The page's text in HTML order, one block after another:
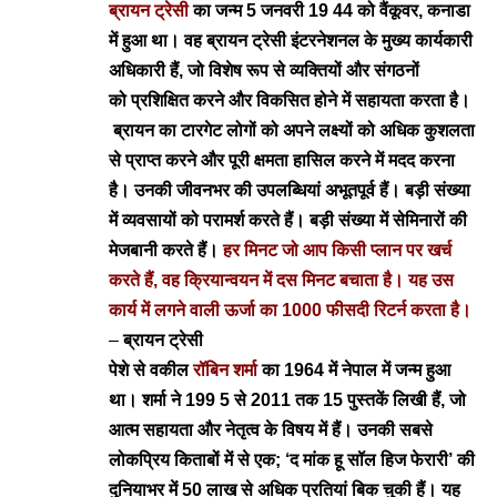
ब्रायन ट्रेसीका जन्म 5 जनवरी 19 44 को वैंकूवर, कनाडा
में हुआ था। वह ब्रायन ट्रेसी इंटरनेशनल के मुख्य कार्यकारी
अधिकारी हैं, जो विशेष रूप से व्यक्तियों और संगठनों
को प्रशिक्षित करने और विकसित होने में सहायता करता है।
ब्रायन का टारगेट लोगों को अपने लक्ष्यों को अधिक कुशलता
से प्राप्त करने और पूरी क्षमता हासिल करने में मदद करना
है। उनकी जीवनभर की उपलब्धियां अभूतपूर्व हैं। बड़ी संख्या
में व्यवसायों को परामर्श करते हैं। बड़ी संख्या में सेमिनारों की
मेजबानी करते हैं।हर मिनट जो आप किसी प्लान पर खर्च
करते हैं, वह क्रियान्वयन में दस मिनट बचाता है। यह उस
कार्य में लगने वाली ऊर्जा का 1000 फीसदी रिटर्न करता है।
–ब्रायन ट्रेसी
पेशे से वकीलरॉबिन शर्माका 1964 में नेपाल में जन्म हुआ
था। शर्मा ने 199 5 से 2011 तक 15 पुस्तकें लिखी हैं, जो
आत्म सहायता और नेतृत्व के विषय में हैं।उनकी सबसे
लोकप्रिय किताबों में से एक; ‘द मांक हू सॉल हिज फेरारी’ की
दुनियाभर में 50 लाख से अधिक प्रतियां बिक चुकी हैं। यह